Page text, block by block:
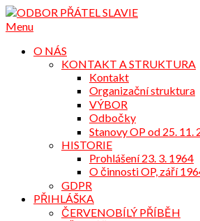
Přejdi
na
Menu
O NÁS
KONTAKT A STRUKTURA
Kontakt
Organizační struktura
VÝBOR
Odbočky
Stanovy OP od 25. 11.
HISTORIE
Prohlášení 23. 3. 1964
O činnosti OP, září
GDPR
PŘIHLÁŠKA
ČERVENOBÍLÝ PŘÍBĚH